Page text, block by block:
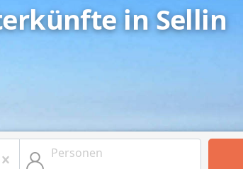
in Sellin
Personen